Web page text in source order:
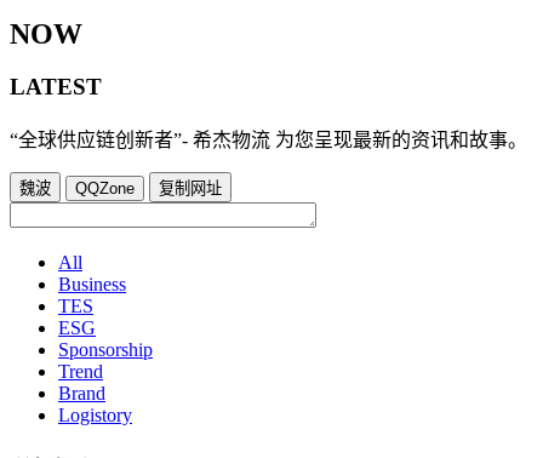
NOW
LATEST
“全球供应链创新者”- 希杰物流 为您呈现最新的资讯和故事。
魏波 QQZone 复制网址
All
Business
TES
ESG
Sponsorship
Trend
Brand
Logistory